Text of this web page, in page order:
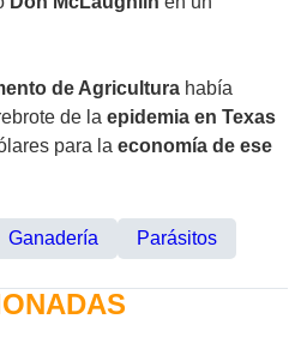
de Agricultura había
de la epidemia en Texas
para la economía de ese
Ganadería Parásitos